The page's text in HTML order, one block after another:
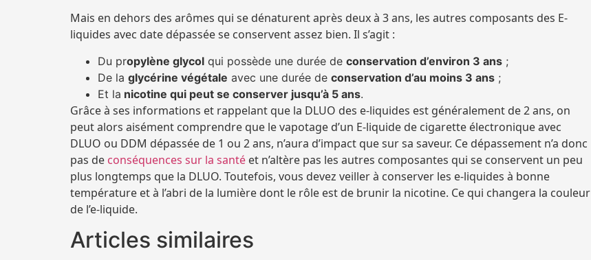
Mais en dehors des arômes qui se dénaturent après deux à 3 ans, les autres composants des E-
liquides avec date dépassée se conservent assez bien. Il s’agit :
Du propylène glycol qui possède une durée de conservation d’environ 3 ans ;
De la glycérine végétale avec une durée de conservation d’au moins 3 ans ;
Et la nicotine qui peut se conserver jusqu’à 5 ans.
Grâce à ses informations et rappelant que la DLUO des e-liquides est généralement de 2 ans, on
peut alors aisément comprendre que le vapotage d’un E-liquide de cigarette électronique avec
DLUO ou DDM dépassée de 1 ou 2 ans, n’aura d’impact que sur sa saveur. Ce dépassement n’a donc
pas de conséquences sur la santé et n’altère pas les autres composantes qui se conservent un peu
plus longtemps que la DLUO. Toutefois, vous devez veiller à conserver les e-liquides à bonne
température et à l’abri de la lumière dont le rôle est de brunir la nicotine. Ce qui changera la couleur
de l’e-liquide.
Articles similaires